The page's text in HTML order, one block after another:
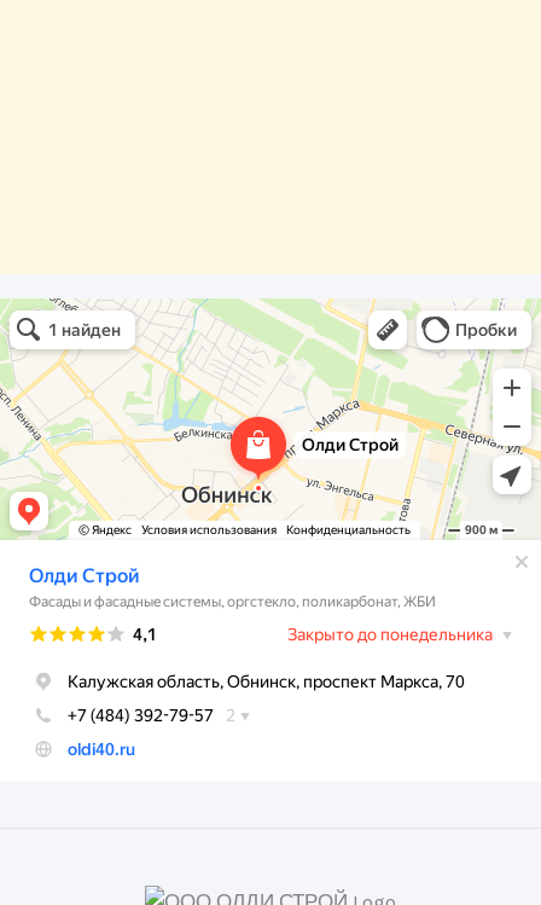
Олди Строй
Фасады и фасадные системы в Обнинске
Оргстекло, поликарбонат в Обнинске